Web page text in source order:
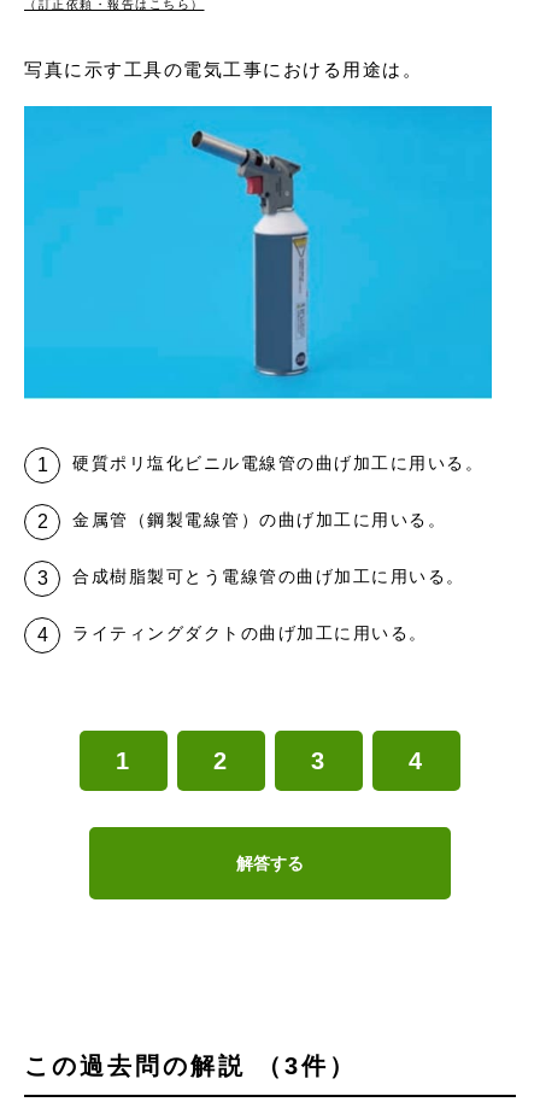
（訂正依頼・報告はこちら）
写真に示す工具の電気工事における用途は。
硬質ポリ塩化ビニル電線管の曲げ加工に用いる。
金属管（鋼製電線管）の曲げ加工に用いる。
合成樹脂製可とう電線管の曲げ加工に用いる。
ライティングダクトの曲げ加工に用いる。
1 2 3 4
解答する
この過去問の解説 （3件）